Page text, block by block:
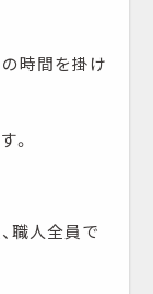
時間を掛け
。
職人全員で